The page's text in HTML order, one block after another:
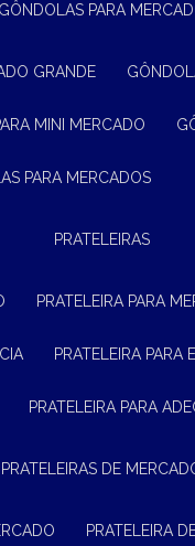
GÔNDOLAS PARA
GRANDE
MINI MERCADO
PARA MERCADOS
PRATELEIRAS
PRATELEIRA PARA
PRATELEIRA PARA
PRATELEIRA PARA
PRATELEIRAS DE
PRATELEIRA